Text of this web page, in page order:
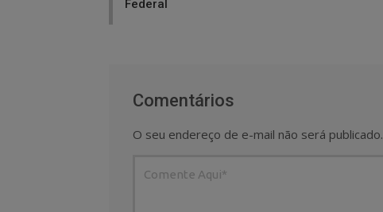
Federal
Comentários
O seu endereço de e-mail não será publicado.